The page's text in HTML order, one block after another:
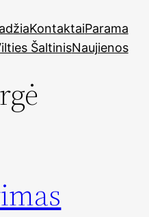
KontaktaiParama
ŠaltinisNaujienos